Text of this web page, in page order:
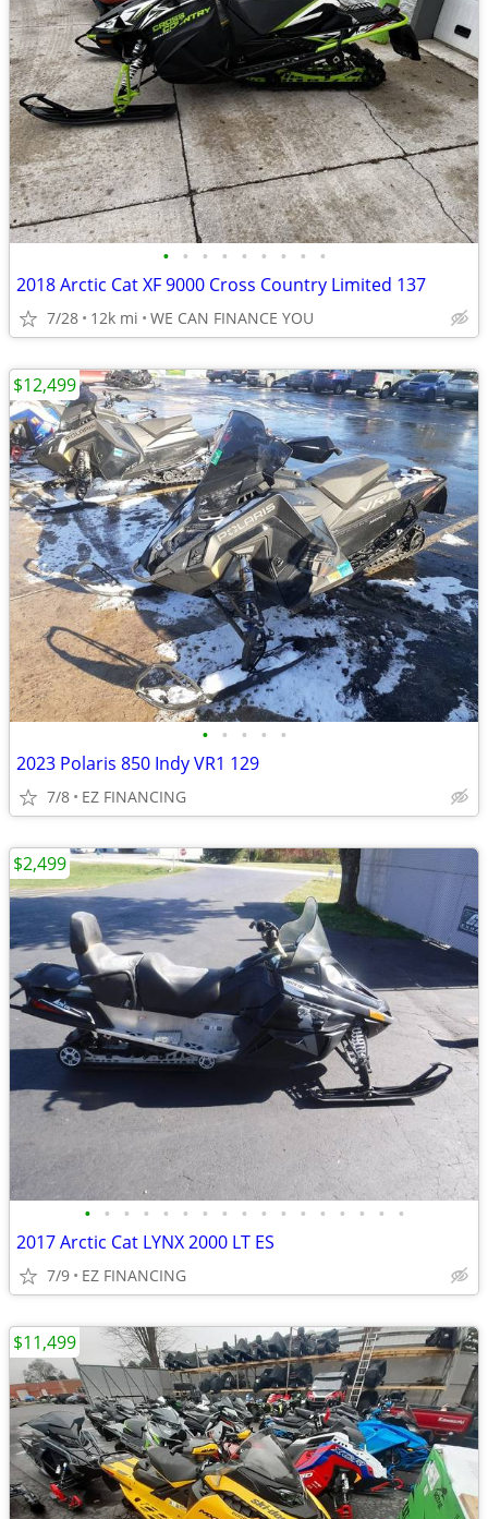
• • • • • • • • •
2018 Arctic Cat XF 9000 Cross Country Limited 137
7/28 12k mi WE CAN FINANCE YOU
• • • • •
2023 Polaris 850 Indy VR1 129
7/8 EZ FINANCING
$12,499
• • • • • • • • • • • • • • • • •
2017 Arctic Cat LYNX 2000 LT ES
7/9 EZ FINANCING
$2,499
$11,499